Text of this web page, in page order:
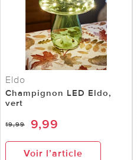
Eldo
Champignon LED Eldo,
vert
19,99 9,99
Voir l’article